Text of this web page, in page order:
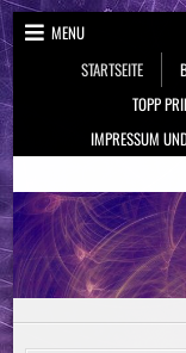
Skip
to
content
MENU
STARTSEITE
TOPP
IMPRESSUM